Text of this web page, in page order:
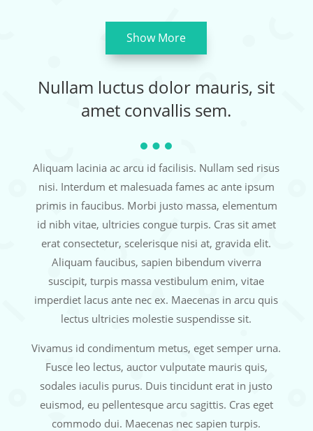
Show More
Nullam luctus dolor mauris, sit
amet convallis sem.
Aliquam lacinia ac arcu id facilisis. Nullam sed risus
nisi. Interdum et malesuada fames ac ante ipsum
primis in faucibus. Morbi justo massa, elementum
id nibh vitae, ultricies congue turpis. Cras sit amet
erat consectetur, scelerisque nisi at, gravida elit.
Aliquam faucibus, sapien bibendum viverra
suscipit, turpis massa vestibulum enim, vitae
imperdiet lacus ante nec ex. Maecenas in arcu quis
lectus ultricies molestie suspendisse sit.
Vivamus id condimentum metus, eget semper urna.
Fusce leo lectus, auctor vulputate mauris quis,
sodales iaculis purus. Duis tincidunt erat in justo
euismod, eu pellentesque arcu sagittis. Cras eget
commodo dui. Maecenas nec sapien turpis.